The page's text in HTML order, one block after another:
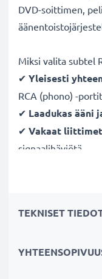
DVD-soittimen,
Miksi valita subtel
✔ Yleisesti
RCA (phono) -portit
✔ Laadukas ääni
✔ Vakaat liittimet
signaalihäviötä
–
Täysin
Cinch-liittimellä
TEKNISET